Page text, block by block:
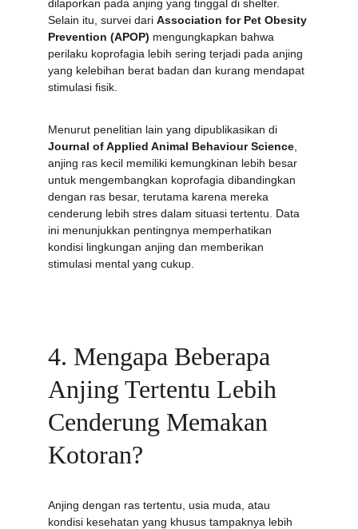
dilaporkan pada anjing yang tinggal di shelter.
Selain itu, survei dari Association for Pet Obesity
Prevention (APOP) mengungkapkan bahwa
perilaku koprofagia lebih sering terjadi pada anjing
yang kelebihan berat badan dan kurang mendapat
stimulasi fisik.
Menurut penelitian lain yang dipublikasikan di
Journal of Applied Animal Behaviour Science
anjing ras kecil memiliki kemungkinan lebih besar
untuk mengembangkan koprofagia dibandingkan
dengan ras besar, terutama karena mereka
cenderung lebih stres dalam situasi tertentu. Data
ini menunjukkan pentingnya memperhatikan
kondisi lingkungan anjing dan memberikan
stimulasi mental yang cukup.
4. Mengapa Beberapa
Anjing Tertentu Lebih
Cenderung Memakan
Kotoran?
Anjing dengan ras tertentu, usia muda, atau
kondisi kesehatan yang khusus tampaknya lebih